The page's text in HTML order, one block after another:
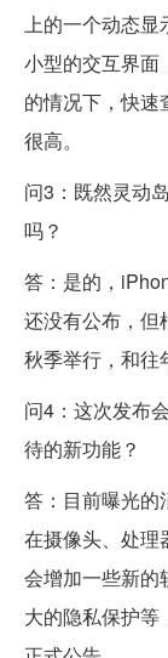
上的一个动态显
小型的交互界面
的情况下，快
很高。
问3：既然灵动
吗？
答：是的，
还没有公布，但
秋季举行，和往
问4：这次发布
待的新功能？
答：目前曝光的
在摄像头、处理
会增加一些新的
大的隐私保护等